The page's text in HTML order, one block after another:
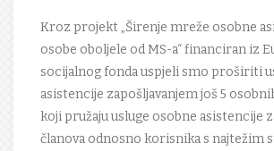
Kroz projekt „Širenje mreže osobne
osobe oboljele od MS-a“ financiran iz
socijalnog fonda uspjeli smo proširiti
asistencije zapošljavanjem još 5
koji pružaju usluge osobne asistencije
članova odnosno korisnika s najtežim